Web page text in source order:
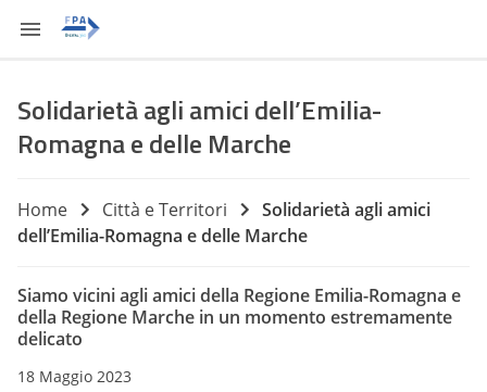
Solidarietà agli amici dell’Emilia-
Romagna e delle Marche
Home Città e Territori
Solidarietà agli amici
dell’Emilia-Romagna e delle Marche
Siamo vicini agli amici della Regione Emilia-Romagna e
della Regione Marche in un momento estremamente
delicato
18 Maggio 2023